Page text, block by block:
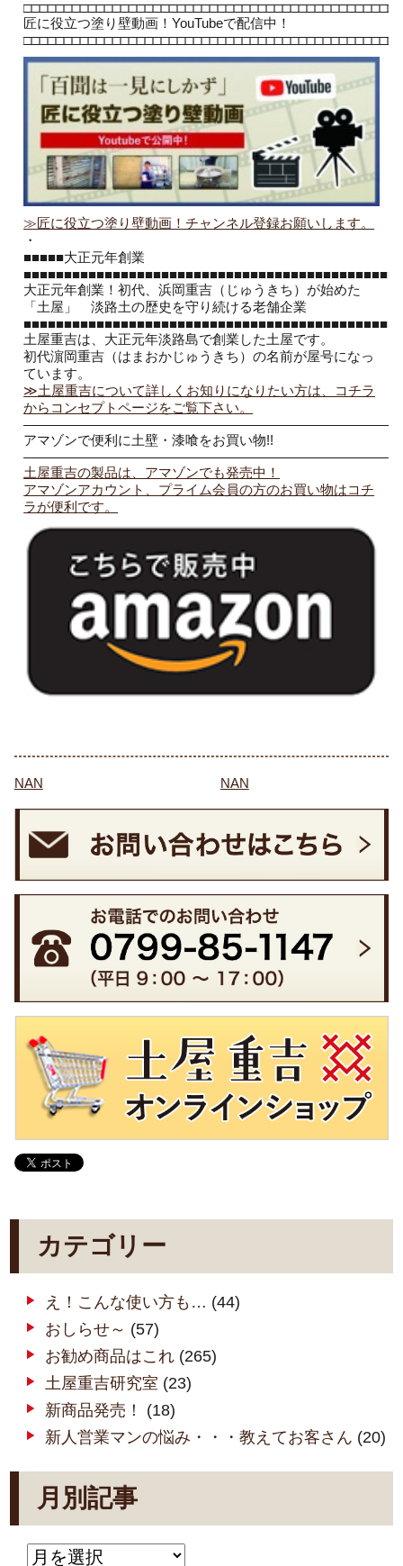
□□□□□□□□□□□□□□□□□□□□□□□□□□□□□□□□□□□□□□□□□□
匠に役立つ塗り壁動画！YouTubeで配信中！
□□□□□□□□□□□□□□□□□□□□□□□□□□□□□□□□□□□□□□□□□□
≫匠に役立つ塗り壁動画！チャンネル登録お願いします。
・
■■■■■大正元年創業
大正元年創業！初代、浜岡重吉（じゅうきち）が始めた
「土屋」 淡路土の歴史を守り続ける老舗企業
土屋重吉は、大正元年淡路島で創業した土屋です。
初代濵岡重吉（はまおかじゅうきち）の名前が屋号になっ
ています。
≫土屋重吉について詳しくお知りになりたい方は、コチラ
からコンセプトページをご覧下さい。
アマゾンで便利に土壁・漆喰をお買い物!!
土屋重吉の製品は、アマゾンでも発売中！
アマゾンアカウント、プライム会員の方のお買い物はコチ
ラが便利です。
NAN NAN
カテゴリー
え！こんな使い方も… (44)
おしらせ～ (57)
お勧め商品はこれ (265)
土屋重吉研究室 (23)
新商品発売！
(18)
新人営業マンの悩み・・・教えてお客さん (20)
月別記事